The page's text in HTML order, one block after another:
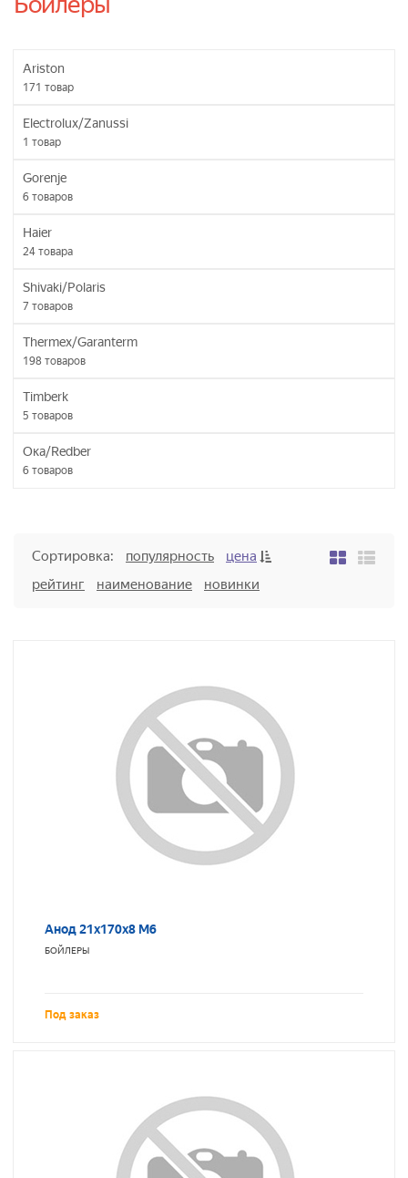
Ariston
171 товар
Electrolux/Zanussi
1 товар
Gorenje
6 товаров
Haier
24 товара
Shivaki/Polaris
7 товаров
Thermex/Garanterm
198 товаров
Timberk
5 товаров
Ока/Redber
6 товаров
Сортировка: популярность
цена
рейтинг
наименование новинки
Анод 21х170х8 М6
БОЙЛЕРЫ
Под заказ